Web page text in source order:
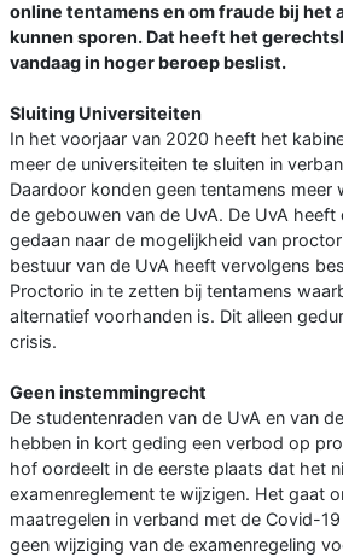
online tentamens en om fraude bij het
kunnen sporen. Dat heeft het
vandaag in hoger beroep beslist.
Sluiting Universiteiten
In het voorjaar van 2020 heeft het
meer de universiteiten te sluiten in
Daardoor konden geen tentamens meer
de gebouwen van de UvA. De UvA heeft
gedaan naar de mogelijkheid van
bestuur van de UvA heeft vervolgens
Proctorio in te zetten bij tentamens
alternatief voorhanden is. Dit alleen
crisis.
Geen instemmingrecht
De studentenraden van de UvA en van
hebben in kort geding een verbod op
hof oordeelt in de eerste plaats dat het
examenreglement te wijzigen. Het gaat
maatregelen in verband met de Covid-
geen wijziging van de examenregeling